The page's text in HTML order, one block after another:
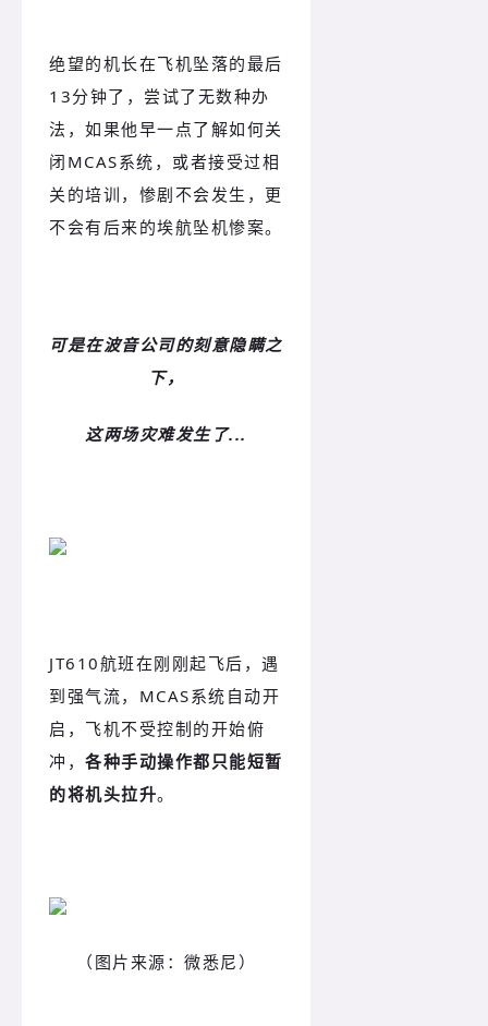
绝望的机长在飞机坠落的最后
13分钟了，尝试了无数种办
法，如果他早一点了解如何关
闭MCAS系统，或者接受过相
关的培训，惨剧不会发生，更
不会有后来的埃航坠机惨案。
可是在波音公司的刻意隐瞒之
下，
这两场灾难发生了...
JT610航班在刚刚起飞后，遇
到强气流，MCAS系统自动开
启，飞机不受控制的开始俯
冲， 各种手动操作都只能短暂
的将机头拉升。
（图片来源：微悉尼）